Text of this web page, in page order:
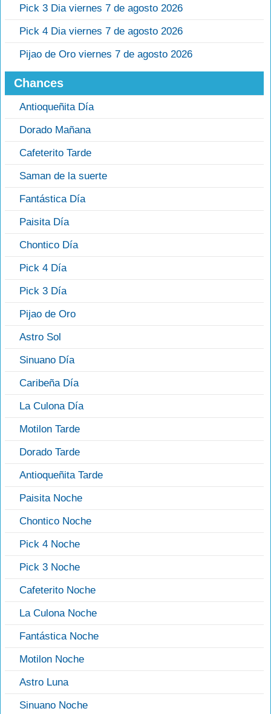
Pick 3 Dia viernes 7 de agosto 2026
Pick 4 Dia viernes 7 de agosto 2026
Pijao de Oro viernes 7 de agosto 2026
Chances
Antioqueñita Día
Dorado Mañana
Cafeterito Tarde
Saman de la suerte
Fantástica Día
Paisita Día
Chontico Día
Pick 4 Día
Pick 3 Día
Pijao de Oro
Astro Sol
Sinuano Día
Caribeña Día
La Culona Día
Motilon Tarde
Dorado Tarde
Antioqueñita Tarde
Paisita Noche
Chontico Noche
Pick 4 Noche
Pick 3 Noche
Cafeterito Noche
La Culona Noche
Fantástica Noche
Motilon Noche
Astro Luna
Sinuano Noche